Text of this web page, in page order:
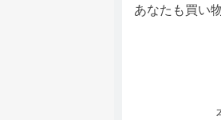
あなたも買い